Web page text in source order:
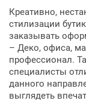
Креативно,
стилизации
заказывать
– Деко, офиса,
профессионал.
специалисты
данного
выглядеть